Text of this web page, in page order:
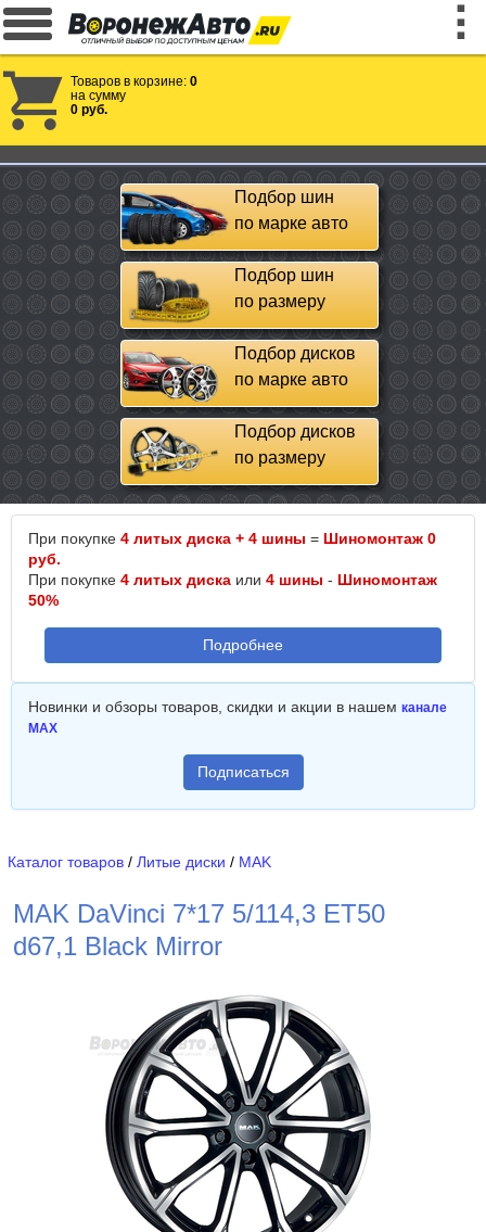
Товаров в корзине: 0
на сумму
0 руб.
Подбор шин
по марке авто
Подбор шин
по размеру
Подбор дисков
по марке авто
Подбор дисков
по размеру
При покупке 4 литых диска + 4 шины = Шиномонтаж 0
руб.
При покупке 4 литых диска или 4 шины - Шиномонтаж
50%
Подробнее
Новинки и обзоры товаров, скидки и акции в нашем канале
MAX
Подписаться
Каталог товаров / Литые диски / MAK
MAK DaVinci 7*17 5/114,3 ET50
d67,1 Black Mirror